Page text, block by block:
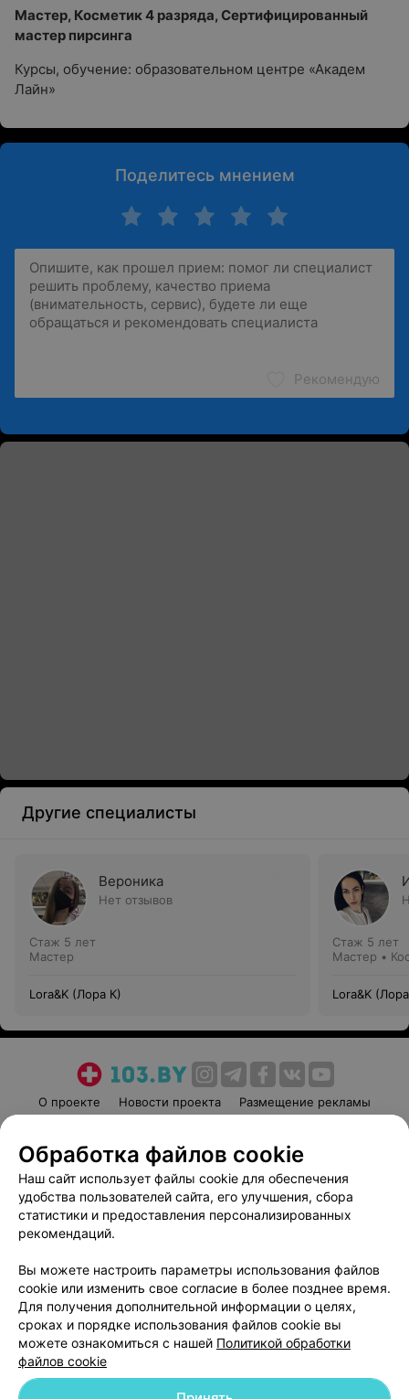
Мастер, Косметик 4 разряда, Сертифицированный
мастер пирсинга
Курсы, обучение: образовательном центре «Академ
Лайн»
Поделитесь мнением
Рекомендую
Другие специалисты
Вероника
Нет отзывов
Стаж 5 лет
Мастер
Lora&K (Лора К)
Стаж 5 лет
Мастер •
Lora&K
О проекте Новости проекта
Размещение рекламы
Пользовательское соглашение
Способы оплаты
Вакансии
Партнеры
Написать руководителю 103.by
Обработка персональных данных
Обработка файлов cookie
Наш сайт использует файлы cookie для обеспечения
удобства пользователей сайта, его улучшения, сбора
статистики и предоставления персонализированных
рекомендаций.
Вы можете настроить параметры использования файлов
cookie или изменить свое согласие в более позднее время.
Для получения дополнительной информации о целях,
сроках и порядке использования файлов cookie вы
можете ознакомиться с нашей Политикой обработки
файлов cookie